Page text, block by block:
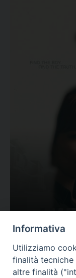
Valutazione
Complesso,
Tematica:
Informativa
Utilizziamo
finalità tecniche
altre finalità